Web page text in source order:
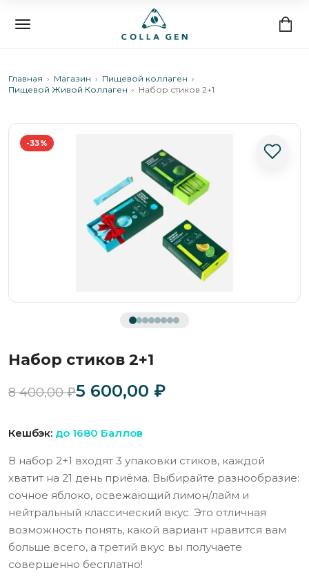
Главная › Магазин › Пищевой коллаген ›
Пищевой Живой Коллаген › Набор стиков 2+1
-33%
Набор стиков 2+1
8 400,00₽
Первоначальная
составляла
8
400,00 ₽.
5 600,00 ₽
Текущая
5
600,00 ₽.
Кешбэк: до 1680 Баллов
В набор 2+1 входят 3 упаковки стиков, каждой
хватит на 21 день приёма. Выбирайте разнообразие:
сочное яблоко, освежающий лимон/лайм и
нейтральный классический вкус. Это отличная
возможность понять, какой вариант нравится вам
больше всего, а третий вкус вы получаете
совершенно бесплатно!